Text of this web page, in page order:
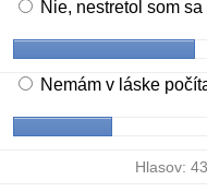
Nie, nestretol som sa
Nemám v láske
Hlasov: